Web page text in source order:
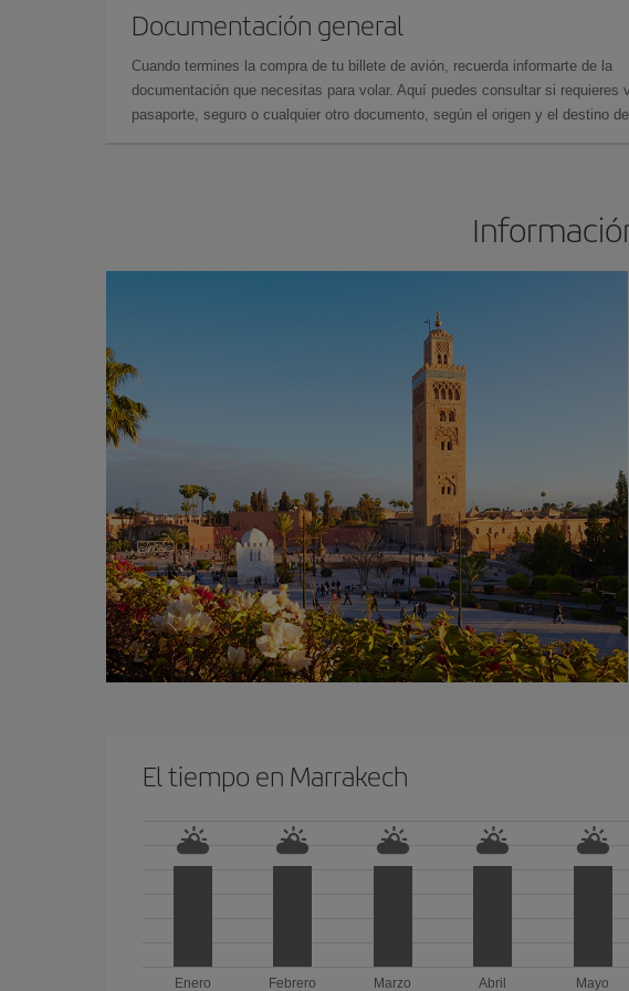
Documentación general
Cuando termines la compra de tu billete de avión, recuerda informarte de la
documentación que necesitas para volar. Aquí puedes consultar si requieres
pasaporte, seguro o cualquier otro documento, según el origen y el destino
El tiempo en Marrakech
Enero Febrero Marzo Abril Mayo